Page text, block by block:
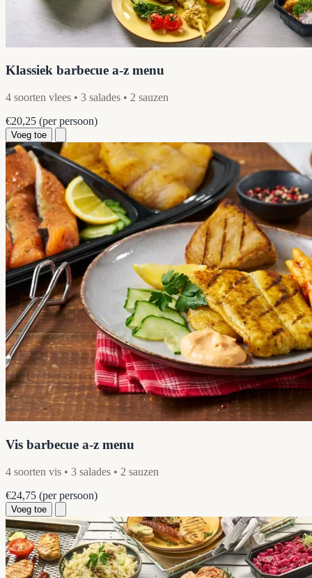
Klassiek barbecue a-z menu
4 soorten vlees • 3 salades • 2 sauzen
€20,25 (per persoon)
Voeg toe
Vis barbecue a-z menu
4 soorten vis • 3 salades • 2 sauzen
€24,75 (per persoon)
Voeg toe